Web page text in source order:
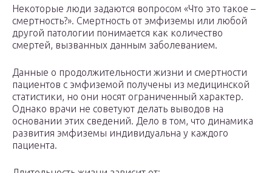
Некоторые люди задаются вопросом «Что это такое –
смертность?». Смертность от эмфиземы или любой
другой патологии понимается как количество
смертей, вызванных данным заболеванием.
Данные о продолжительности жизни и смертности
пациентов с эмфиземой получены из медицинской
статистики, но они носят ограниченный характер.
Однако врачи не советуют делать выводов на
основании этих сведений. Дело в том, что динамика
развития эмфиземы индивидуальна у каждого
пациента.